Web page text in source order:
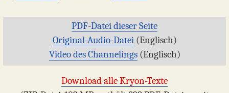
PDF-Datei dieser Seite
Original-Audio-Datei(Englisch)
Video des Channelings(Englisch)
Download alle Kryon-Texte